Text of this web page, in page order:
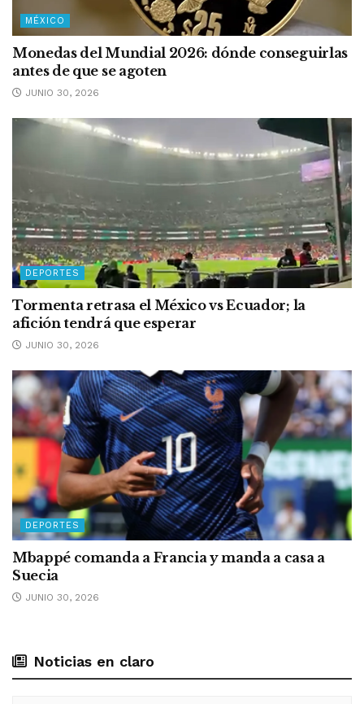
MÉXICO
Monedas del Mundial 2026: dónde conseguirlas
antes de que se agoten
JUNIO 30, 2026
DEPORTES
Tormenta retrasa el México vs Ecuador; la
afición tendrá que esperar
JUNIO 30, 2026
DEPORTES
Mbappé comanda a Francia y manda a casa a
Suecia
JUNIO 30, 2026
Noticias en claro